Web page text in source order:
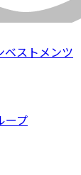
ベストメンツ
ープ